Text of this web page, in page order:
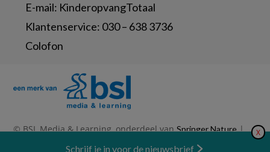
E-mail: KinderopvangTotaal
Klantenservice: 030 – 638 3736
Colofon
© BSL Media & Learning, onderdeel vanSpringer Nature| X
Schrijf je in voor de nieuwsbrief
Nieuwsbrief Abonneren